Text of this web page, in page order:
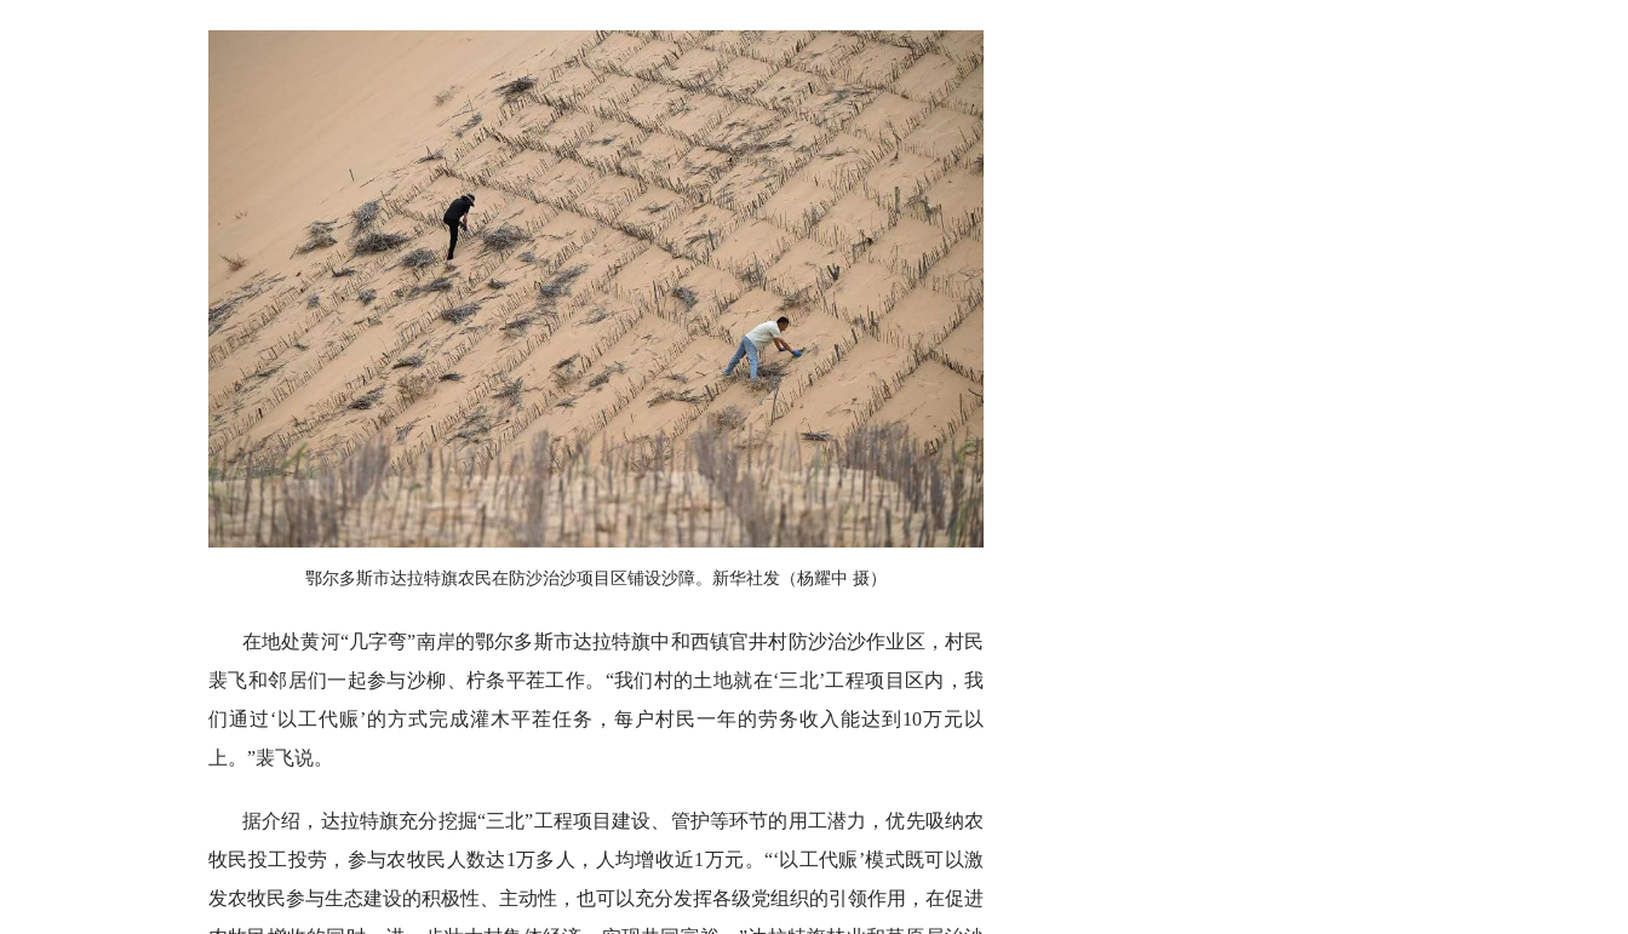
鄂尔多斯市达拉特旗农民在防沙治沙项目区铺设沙障。新华社发（杨耀中 摄）
在地处黄河“几字弯”南岸的鄂尔多斯市达拉特旗中和西镇官井村防沙治沙作业区，村民
裴飞和邻居们一起参与沙柳、柠条平茬工作。“我们村的土地就在‘三北’工程项目区内，我
们通过‘以工代赈’的方式完成灌木平茬任务，每户村民一年的劳务收入能达到10万元以
上。”裴飞说。
据介绍，达拉特旗充分挖掘“三北”工程项目建设、管护等环节的用工潜力，优先吸纳农
牧民投工投劳，参与农牧民人数达1万多人，人均增收近1万元。“‘以工代赈’模式既可以激
发农牧民参与生态建设的积极性、主动性，也可以充分发挥各级党组织的引领作用，在促进